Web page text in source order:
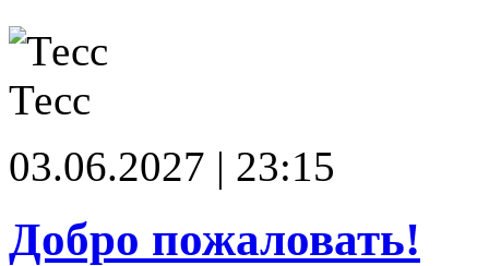
Тесс
03.06.2027 | 23:15
Добро пожаловать!